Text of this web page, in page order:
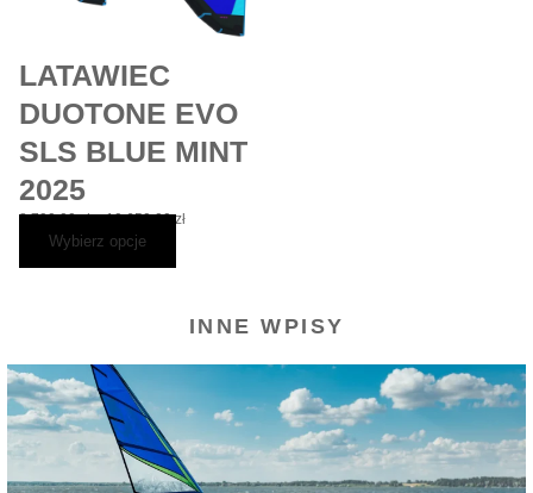
LATAWIEC
DUOTONE EVO
SLS BLUE MINT
2025
8,790.00zł – 10,650.00zł
Wybierz opcje
produktu
INNE WPISY